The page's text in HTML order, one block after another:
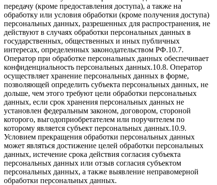
передачу (кроме предоставления доступа), а также на
обработку или условия обработки (кроме получения доступа)
персональных данных, разрешенных для распространения, не
действуют в случаях обработки персональных данных в
государственных, общественных и иных публичных
интересах, определенных законодательством РФ.10.7.
Оператор при обработке персональных данных обеспечивает
конфиденциальность персональных данных.10.8. Оператор
осуществляет хранение персональных данных в форме,
позволяющей определить субъекта персональных данных, не
дольше, чем этого требуют цели обработки персональных
данных, если срок хранения персональных данных не
установлен федеральным законом, договором, стороной
которого, выгодоприобретателем или поручителем по
которому является субъект персональных данных.10.9.
Условием прекращения обработки персональных данных
может являться достижение целей обработки персональных
данных, истечение срока действия согласия субъекта
персональных данных или отзыв согласия субъектом
персональных данных, а также выявление неправомерной
обработки персональных данных.